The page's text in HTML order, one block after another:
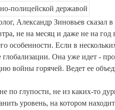
Александр Зиновьев сказал
не на месяц и даже не на год
особенности. Если в
Она уже идет -
войны горячей. Ведет ее
по глупости, не из каких-то
уровень, на котором